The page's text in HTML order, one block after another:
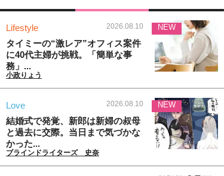
Lifestyle 2026.08.10
タイミーの“激レア”オフィス案件
に40代主婦が挑戦。「簡単な事
務」...
小政りょう
NEW
Love 2026.08.10
結婚式で発覚、新郎は新婦の叔母
と過去に交際。当日まで気づかな
かった...
ブラインドライターズ 史奈
NEW